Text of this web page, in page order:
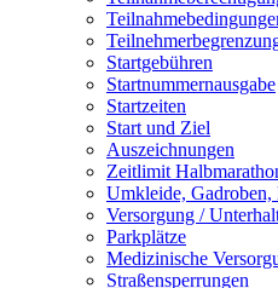
Startgebühren
Startnummernausgabe
Startzeiten
Start und Ziel
Auszeichnungen
Zeitlimit
Umkleide, Gadroben,
Versorgung /
Parkplätze
Medizinische
Straßensperrungen